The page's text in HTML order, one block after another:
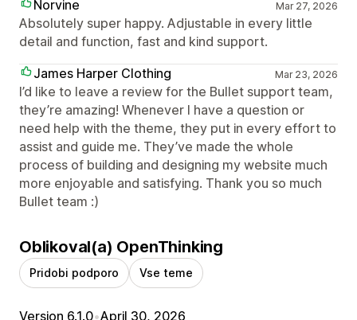
Norvine
Mar 27, 2026
Absolutely super happy. Adjustable in every little
detail and function, fast and kind support.
James Harper Clothing
Mar 23, 2026
I’d like to leave a review for the Bullet support team,
they’re amazing! Whenever I have a question or
need help with the theme, they put in every effort to
assist and guide me. They’ve made the whole
process of building and designing my website much
more enjoyable and satisfying. Thank you so much
Bullet team :)
Oblikoval(a) OpenThinking
Pridobi podporo Vse teme
Version 6.1.0•April 30, 2026